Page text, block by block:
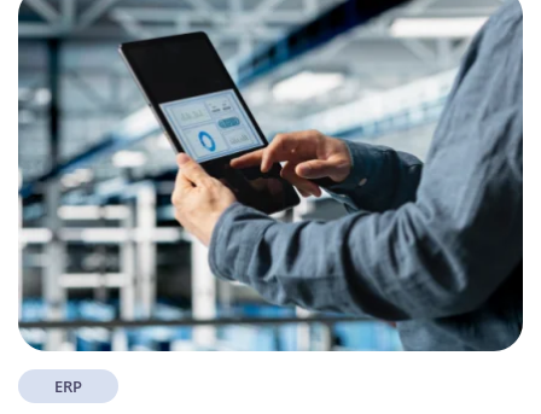
ERP